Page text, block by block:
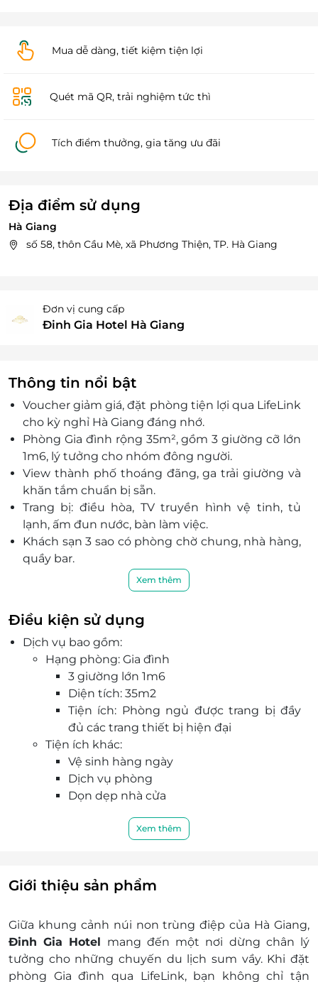
Mua dễ dàng, tiết kiệm tiện lợi
Quét mã QR, trải nghiệm tức thì
Tích điểm thưởng, gia tăng ưu đãi
Địa điểm sử dụng
Hà Giang
số 58, thôn Cầu Mè, xã Phương Thiện, TP. Hà Giang
Đơn vị cung cấp
Đinh Gia Hotel Hà Giang
Thông tin nổi bật
Voucher giảm giá, đặt phòng tiện lợi qua LifeLink
cho kỳ nghỉ Hà Giang đáng nhớ.
Phòng Gia đình rộng 35m², gồm 3 giường cỡ lớn
1m6, lý tưởng cho nhóm đông người.
View thành phố thoáng đãng, ga trải giường và
khăn tắm chuẩn bị sẵn.
Trang bị: điều hòa, TV truyền hình vệ tinh, tủ
lạnh, ấm đun nước, bàn làm việc.
Khách sạn 3 sao có phòng chờ chung, nhà hàng,
quầy bar.
Có nhà hàng phục vụ ẩm thực Á Đông, phòng
hội nghị sức chứa 100 người, phòng karaoke giải
trí hiện đại.
Thuận tiện di chuyển đến các địa điểm: Cột cờ
Lũng Cú; Đèo Mã Pí Lèng; Cao nguyên đá Đồng
Văn; Cột mốc số 0 - 3,7km; Chợ Hà Giang - 4,4km.
Xem thêm
Điều kiện sử dụng
Dịch vụ bao gồm:
Hạng phòng: Gia đình
3 giường lớn 1m6
Diện tích: 35m2
Tiện ích: Phòng ngủ được trang bị đầy
đủ các trang thiết bị hiện đại
Tiện ích khác:
Vệ sinh hàng ngày
Dịch vụ phòng
Dọn dẹp nhà cửa
Khách sạn có cung cấp bữa ăn sáng
Phụ thu trẻ em:
Dưới 06 tuổi: Miễn phí (ngủ chung với bố
Từ 6 – 12 tuổi: Tính 50% giá người lớn
Từ 12 tuổi trở lên tính giá phòng như người
lớn
Xem thêm
Giới thiệu sản phẩm
Giữa khung cảnh núi non trùng điệp của Hà Giang,
Đinh Gia Hotel
mang đến một nơi dừng chân lý
tưởng cho những chuyến du lịch sum vầy. Khi đặt
phòng Gia đình qua LifeLink, bạn không chỉ tận